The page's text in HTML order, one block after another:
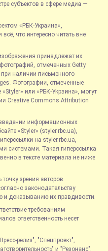
субъектов в сфере медиа —
«РБК-Украина»,
что интересно читать вне
принадлежат их
отмеченных Getty
при наличии письменного
Фотографии, отмеченные
или «РБК-Украина», могут
Creative Commons Attribution
информационных
«Styler» (styler.rbc.ua),
на styler.rbc.ua,
системами. Такая гиперссылка
в тексте материала не ниже
зрения авторов
законодательству
и доказыванию их правдивости.
требованиям
ответственность несет
релиз", "Спецпроект",
и "Резонанс",